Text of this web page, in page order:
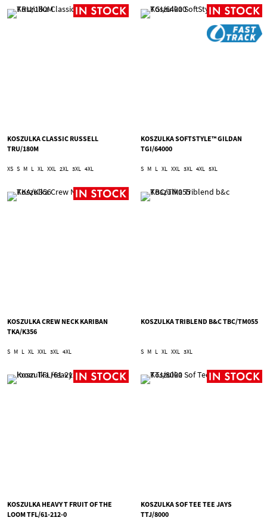
KOSZULKA CLASSIC RUSSELL
TRU/180M
XS S M L XL XXL 2XL 3XL 4XL
KOSZULKA SOFTSTYLE™ GILDAN
TGI/64000
S M L XL XXL 3XL 4XL 5XL
KOSZULKA CREW NECK KARIBAN
TKA/K356
S M L XL XXL 3XL 4XL
KOSZULKA TRIBLEND B&C TBC/TM055
S M L XL XXL 3XL
KOSZULKA HEAVY T FRUIT OF THE
LOOM TFL/61-212-0
KOSZULKA SOF TEE TEE JAYS
TTJ/8000